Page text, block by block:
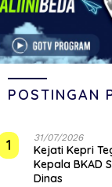
POSTINGAN
1 31/07/2026
Kejati Kepri
Kepala BKAD
Dinas